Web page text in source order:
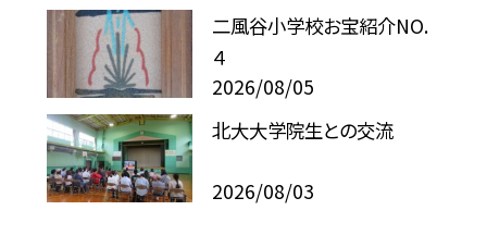
二風谷小学校お宝紹介NO.
４
2026/08/05
北大大学院生との交流
2026/08/03